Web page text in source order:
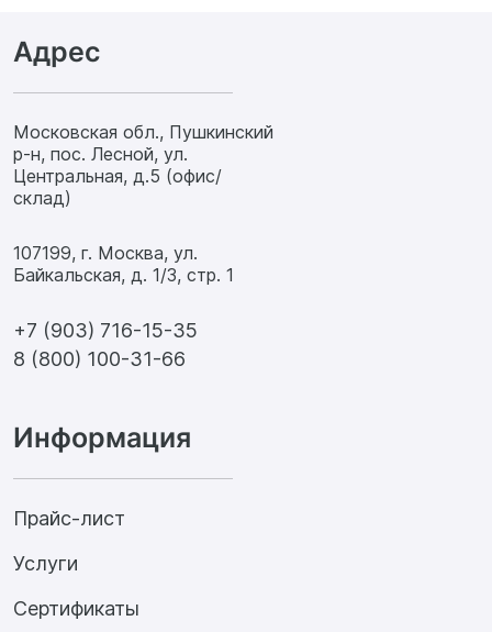
Адрес
Московская обл., Пушкинский
р-н, пос. Лесной, ул.
Центральная, д.5 (офис/
склад)
107199, г. Москва, ул.
Байкальская, д. 1/3, стр. 1
+7 (903) 716-15-35
8 (800) 100-31-66
Информация
Прайс-лист
Услуги
Сертификаты